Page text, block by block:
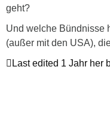
geht?
Und welche Bündnisse
(außer mit den USA),
Last edited 1 Jahr her